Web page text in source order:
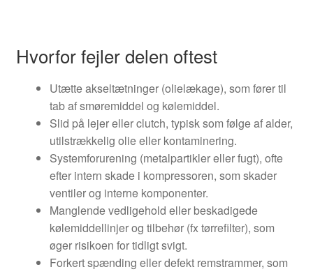
Hvorfor fejler delen oftest
Utætte akseltætninger (olielækage), som fører til
tab af smøremiddel og kølemiddel.
Slid på lejer eller clutch, typisk som følge af alder,
utilstrækkelig olie eller kontaminering.
Systemforurening (metalpartikler eller fugt), ofte
efter intern skade i kompressoren, som skader
ventiler og interne komponenter.
Manglende vedligehold eller beskadigede
kølemiddellinjer og tilbehør (fx tørrefilter), som
øger risikoen for tidligt svigt.
Forkert spænding eller defekt remstrammer, som